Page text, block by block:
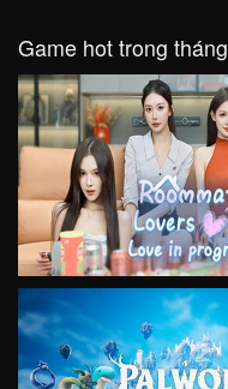
Game hot trong tháng
VIEW
VIEW